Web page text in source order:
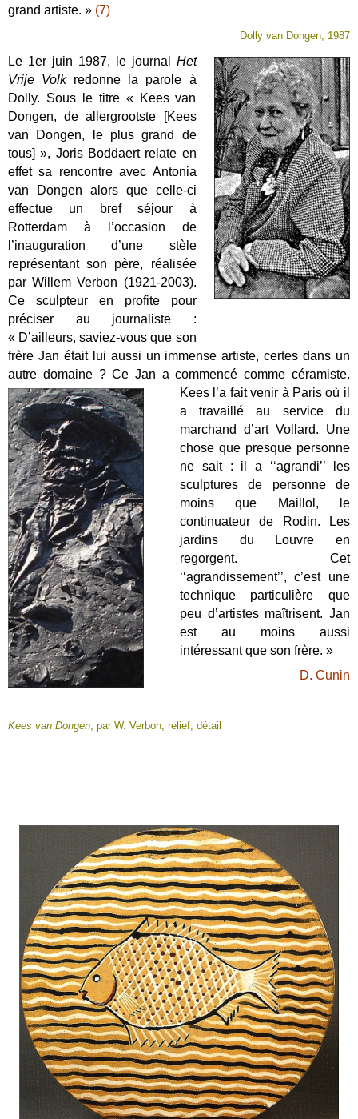
grand artiste. » (7)
Dolly van Dongen, 1987
Le 1er juin 1987, le journal Het
Vrije Volkredonne la parole à
Dolly. Sous le titre « Kees van
Dongen, de allergrootste [Kees
van Dongen, le plus grand de
tous] », Joris Boddaert relate en
effet sa rencontre avec Antonia
van Dongen alors que celle-ci
effectue un bref séjour à
Rotterdam à l’occasion de
l’inauguration d’une stèle
représentant son père, réalisée
par Willem Verbon (1921-2003).
Ce sculpteur en profite pour
préciser au journaliste :
« D’ailleurs, saviez-vous que son
frère Jan était lui aussi un immense artiste, certes dans un
autre domaine ? Ce Jan a commencé comme céramiste.
Kees l’a fait venir à Paris où il
a travaillé au service du
marchand d’art Vollard. Une
chose que presque personne
ne sait : il a ‘‘agrandi’’ les
sculptures de personne de
moins que Maillol, le
continuateur de Rodin. Les
jardins du Louvre en
regorgent. Cet
‘‘agrandissement’’, c’est une
technique particulière que
peu d’artistes maîtrisent. Jan
est au moins aussi
intéressant que son frère. »
D. Cunin
Kees van Dongen , par W. Verbon, relief, détail